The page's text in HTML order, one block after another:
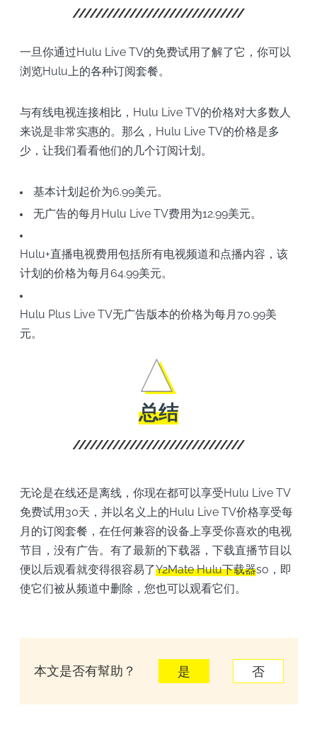
一旦你通过Hulu Live TV的免费试用了解了它，你可以
浏览Hulu上的各种订阅套餐。
与有线电视连接相比，Hulu Live TV的价格对大多数人
来说是非常实惠的。那么，Hulu Live TV的价格是多
少，让我们看看他们的几个订阅计划。
基本计划起价为6.99美元。
无广告的每月Hulu Live TV费用为12.99美元。
Hulu+直播电视费用包括所有电视频道和点播内容，该
计划的价格为每月64.99美元。
Hulu Plus Live TV无广告版本的价格为每月70.99美
元。
总结
无论是在线还是离线，你现在都可以享受Hulu Live TV
免费试用30天，并以名义上的Hulu Live TV价格享受每
月的订阅套餐，在任何兼容的设备上享受你喜欢的电视
节目，没有广告。有了最新的下载器，下载直播节目以
便以后观看就变得很容易了Y2Mate Hulu下载器so，即
使它们被从频道中删除，您也可以观看它们。
本文是否有幫助？ 是 否